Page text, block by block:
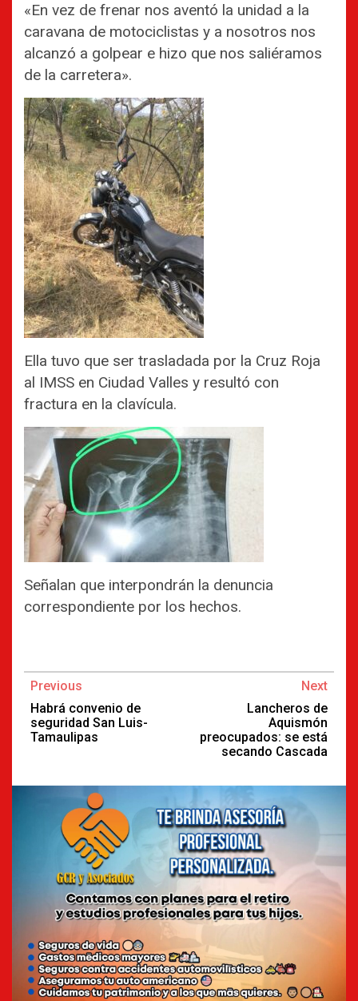
«En vez de frenar nos aventó la unidad a la
caravana de motociclistas y a nosotros nos
alcanzó a golpear e hizo que nos saliéramos
de la carretera».
Ella tuvo que ser trasladada por la Cruz Roja
al IMSS en Ciudad Valles y resultó con
fractura en la clavícula.
Señalan que interpondrán la denuncia
correspondiente por los hechos.
Continue
Reading
Previous
Habrá convenio de
seguridad San Luis-
Tamaulipas
Next
Lancheros de
Aquismón
preocupados: se está
secando Cascada